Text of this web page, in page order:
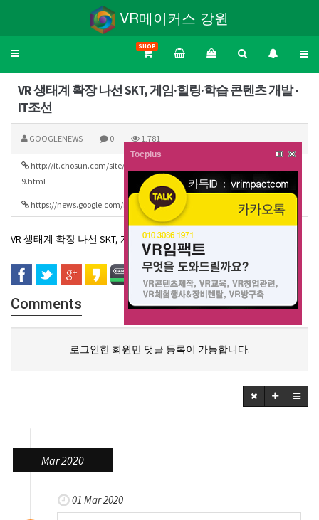
VR메이커스 강원
Toggle
SHOP
VR 생태계 확장 나선 SKT, 게임·힐링·학습 콘텐츠 개발 -
IT조선
GOOGLENEWS 0 1,781
http://it.chosun.com/site/data/html_dir/2020/02/13/202002130217
9.html
322
https://news.google.com/rss/search?q=vr&hl=ko&gl=KR&ceid=KR:ko
VR 생태계 확장 나선 SKT, 게임·힐링·학습 콘텐츠 개발
Comments
로그인한 회원만 댓글 등록이 가능합니다.
Mar 2020
01 Mar 2020
Tocplus